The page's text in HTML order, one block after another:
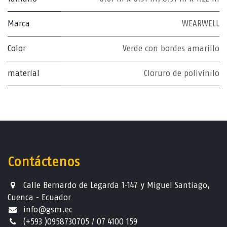
Marca WEARWELL
Color Verde con bordes amarillo
material Cloruro de polivinilo
Contáctenos
Calle Bernardo de Legarda 1-147 y Miguel Santiago,
Cuenca - Ecuador
info@gsm.ec​
(+593 )0958730705 / 07 4100 159